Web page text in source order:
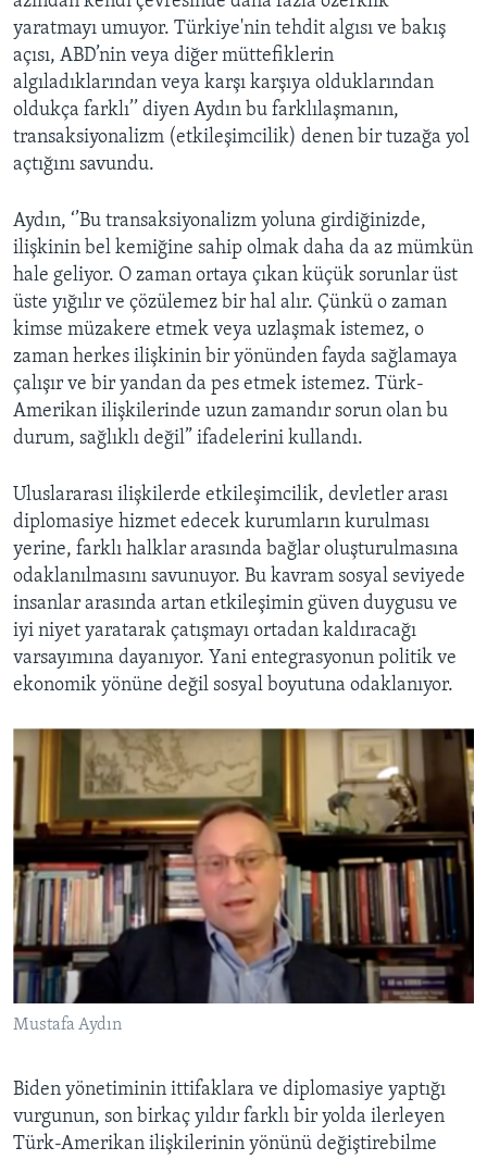
yaratmayı umuyor. Türkiye'nin tehdit algısı ve bakış
açısı, ABD’nin veya diğer müttefiklerin
algıladıklarından veya karşı karşıya olduklarından
oldukça farklı’’ diyen Aydın bu farklılaşmanın,
transaksiyonalizm (etkileşimcilik) denen bir tuzağa yol
açtığını savundu.
Aydın, ‘’Bu transaksiyonalizm yoluna girdiğinizde,
ilişkinin bel kemiğine sahip olmak daha da az mümkün
hale geliyor. O zaman ortaya çıkan küçük sorunlar üst
üste yığılır ve çözülemez bir hal alır. Çünkü o zaman
kimse müzakere etmek veya uzlaşmak istemez, o
zaman herkes ilişkinin bir yönünden fayda sağlamaya
çalışır ve bir yandan da pes etmek istemez. Türk-
Amerikan ilişkilerinde uzun zamandır sorun olan bu
durum, sağlıklı değil” ifadelerini kullandı.
Uluslararası ilişkilerde etkileşimcilik, devletler arası
diplomasiye hizmet edecek kurumların kurulması
yerine, farklı halklar arasında bağlar oluşturulmasına
odaklanılmasını savunuyor. Bu kavram sosyal seviyede
insanlar arasında artan etkileşimin güven duygusu ve
iyi niyet yaratarak çatışmayı ortadan kaldıracağı
varsayımına dayanıyor. Yani entegrasyonun politik ve
ekonomik yönüne değil sosyal boyutuna odaklanıyor.
Mustafa Aydın
Biden yönetiminin ittifaklara ve diplomasiye yaptığı
vurgunun, son birkaç yıldır farklı bir yolda ilerleyen
Türk-Amerikan ilişkilerinin yönünü değiştirebilme